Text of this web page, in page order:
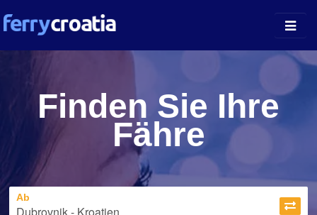
Inselführer
News
Über uns
Finden Sie Ihre
Fähre
Ab